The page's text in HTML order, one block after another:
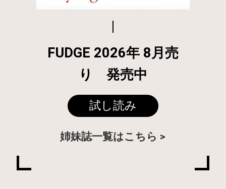
FUDGE 2026年 8月売
り 発売中
試し読み
姉妹誌一覧はこちら